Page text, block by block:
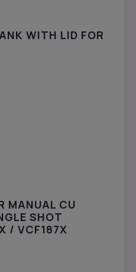
WITH LID FOR
MANUAL CU
SHOT
/ VCF187X